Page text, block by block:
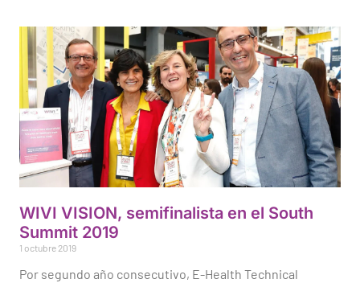
WIVI VISION, semifinalista en el South
Summit 2019
1 octubre 2019
Por segundo año consecutivo, E-Health Technical